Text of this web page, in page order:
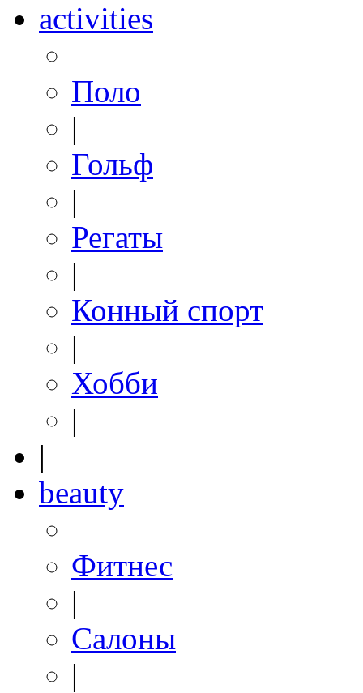
activities
Поло
|
Гольф
|
Регаты
|
Конный спорт
|
Хобби
|
|
beauty
Фитнес
|
Салоны
|